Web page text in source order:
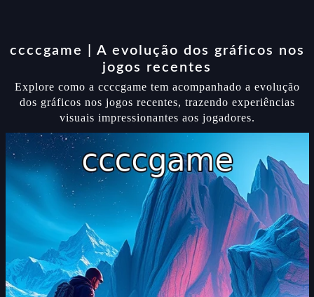
ccccgame | A evolução dos gráficos nos
jogos recentes
Explore como a ccccgame tem acompanhado a evolução
dos gráficos nos jogos recentes, trazendo experiências
visuais impressionantes aos jogadores.